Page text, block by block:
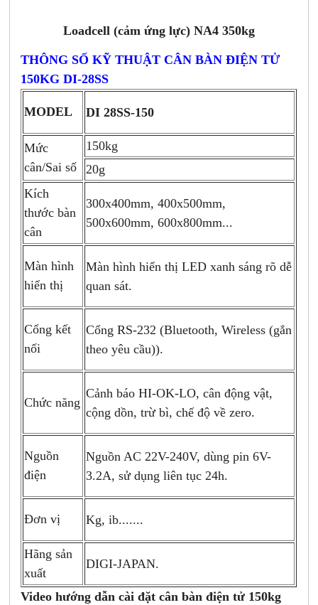
Loadcell (cảm ứng lực) NA4 350kg
THÔNG SỐ KỸ THUẬT CÂN BÀN ĐIỆN TỬ
150KG DI-28SS
MODEL DI 28SS-150
Mức
cân/Sai số
150kg
20g
Kích
thước bàn
cân
300x400mm, 400x500mm,
500x600mm, 600x800mm...
Màn hình
hiển thị
Màn hình hiển thị LED xanh sáng rõ dễ
quan sát.
Cổng kết
nối
Cổng RS-232(Bluetooth, Wireless (gắn
theo yêu cầu)).
Chức năng
Cảnh báo HI-OK-LO, cân động vật,
cộng dồn, trừbì, chế độ về zero.
Nguồn
điện
Nguồn AC 22V-240V, dùng pin 6V-
3.2A, sử dụng liên tục 24h.
Đơn vị Kg, ib.......
Hãng sản
xuất
DIGI-JAPAN.
Video hướng dẫn cài đặt cân bàn điện tử 150kg